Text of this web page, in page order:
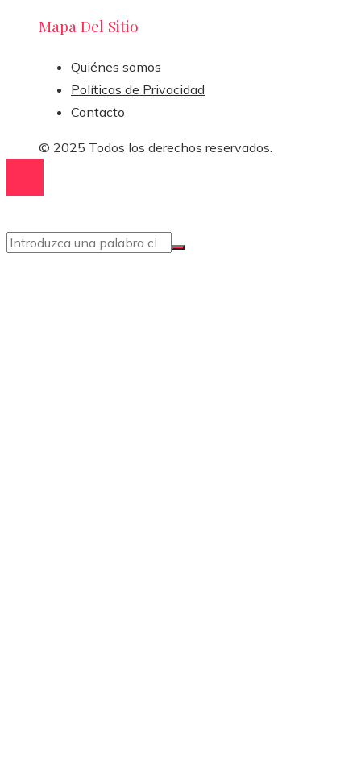
Mapa Del Sitio
Quiénes somos
Políticas de Privacidad
Contacto
© 2025 Todos los derechos reservados.